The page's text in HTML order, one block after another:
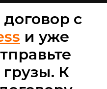
с
и уже
К